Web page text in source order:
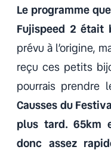
Le programme
Fujispeed 2 était
prévu à l’origine,
reçu ces petits
pourrais prendre
Causses du
plus tard. 65km
donc assez